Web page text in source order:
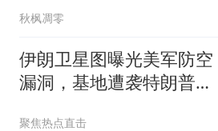
秋枫凋零
伊朗卫星图曝光美军防空
漏洞，基地遭袭特朗普求
聚焦热点直击